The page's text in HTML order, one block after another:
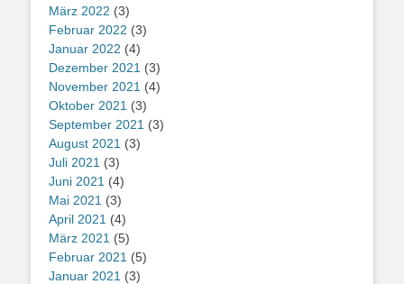
März 2022 (3)
Februar 2022 (3)
Januar 2022 (4)
Dezember 2021 (3)
November 2021 (4)
Oktober 2021 (3)
September 2021 (3)
August 2021 (3)
Juli 2021 (3)
Juni 2021 (4)
Mai 2021 (3)
April 2021 (4)
März 2021 (5)
Februar 2021 (5)
Januar 2021 (3)